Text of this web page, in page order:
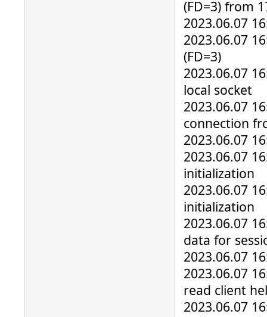
(FD=3) from
2023.06.07
2023.06.07
(FD=3)
2023.06.07
local socket
2023.06.07
connection
2023.06.07
2023.06.07
initialization
2023.06.07
initialization
2023.06.07
data for
2023.06.07
2023.06.07
read client
2023.06.07